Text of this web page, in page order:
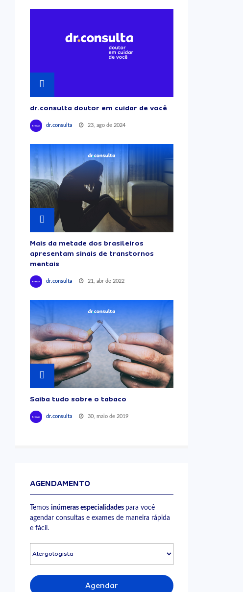
dr.consulta doutor em cuidar de você
dr.consulta 23, ago de 2024
Mais da metade dos brasileiros
apresentam sinais de transtornos
mentais
dr.consulta 21, abr de 2022
Saiba tudo sobre o tabaco
dr.consulta 30, maio de 2019
AGENDAMENTO
Temos inúmeras especialidades para você
agendar consultas e exames de maneira rápida
e fácil.
Agendar